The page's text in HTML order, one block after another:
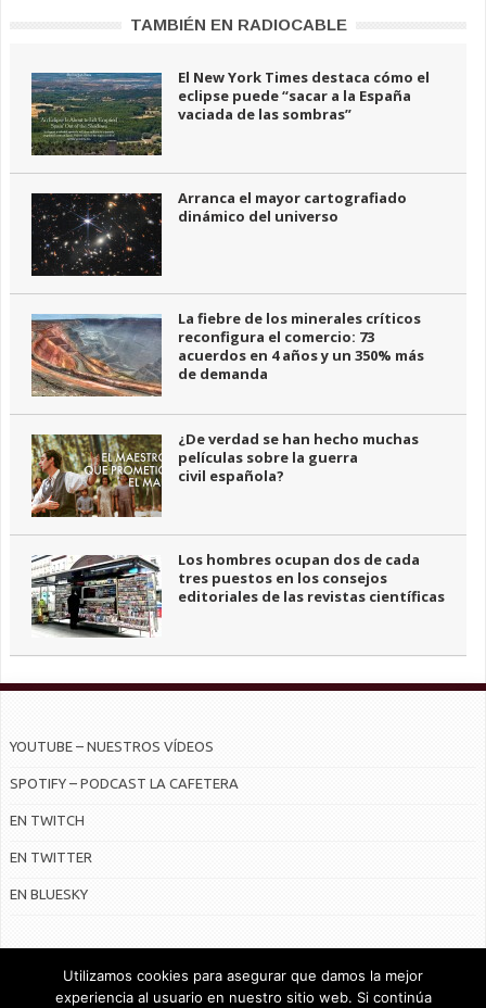
TAMBIÉN EN RADIOCABLE
El New York Times destaca cómo el
eclipse puede “sacar a la España
vaciada de las sombras”
Arranca el mayor cartografiado
dinámico del universo
La fiebre de los minerales críticos
reconfigura el comercio: 73
acuerdos en 4 años y un 350% más
de demanda
¿De verdad se han hecho muchas
películas sobre la guerra
civil española?
Los hombres ocupan dos de cada
tres puestos en los consejos
editoriales de las revistas científicas
YOUTUBE – NUESTROS VÍDEOS
SPOTIFY – PODCAST LA CAFETERA
EN TWITCH
EN TWITTER
EN BLUESKY
Utilizamos cookies para asegurar que damos la mejor
experiencia al usuario en nuestro sitio web. Si continúa